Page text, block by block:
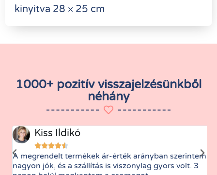
kinyitva 28 × 25 cm
1000+ pozitív visszajelzésünkből
néhány
Kiss Ildikó

A megrendelt termékek ár-érték arányban szerintem
nagyon jók, és a szállítás is viszonylag gyors volt. 3